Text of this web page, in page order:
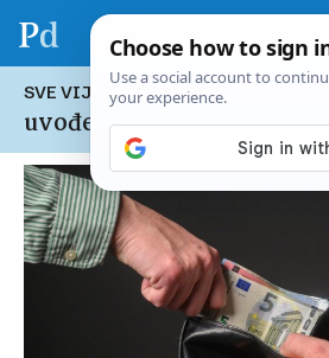
SVE VIJESTI NA TEMU:
uvođenje eura